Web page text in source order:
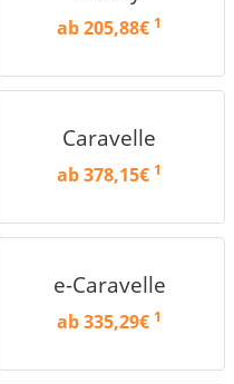
ab 205,88€ 1
Caravelle
ab 378,15€ 1
e-Caravelle
ab 335,29€ 1